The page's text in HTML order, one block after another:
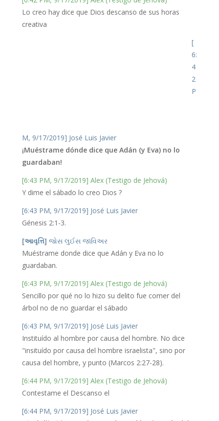
Lo creo hay dice que Dios descanso de sus horas
creativa
[
6:
4
2
P
M, 9/17/2019] José Luis Javier
¡Muéstrame dónde dice que Adán (y Eva) no lo
guardaban!
[6:43 PM, 9/17/2019] Alex (Testigo de Jehová)
Y dime el sábado lo creo Dios ?
[6:43 PM, 9/17/2019] José Luis Javier
Génesis 2:1-3.
[આવૃત્તિ] જોસ લુઈસ જાવિઅર
Muéstrame donde dice que Adán y Eva no lo
guardaban.
[6:43 PM, 9/17/2019] Alex (Testigo de Jehová)
Sencillo por qué no lo hizo su delito fue comer del
árbol no de no guardar el sábado
[6:43 PM, 9/17/2019] José Luis Javier
Instituído al hombre por causa del hombre. No dice
"insituído por causa del hombre israelista", sino por
causa del hombre, y punto (Marcos 2:27-28).
[6:44 PM, 9/17/2019] Alex (Testigo de Jehová)
Contestame el Descanso el
[6:44 PM, 9/17/2019] José Luis Javier